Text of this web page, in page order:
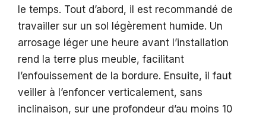
le temps. Tout d’abord, il est recommandé de
travailler sur un sol légèrement humide. Un
arrosage léger une heure avant l’installation
rend la terre plus meuble, facilitant
l’enfouissement de la bordure. Ensuite, il faut
veiller à l’enfoncer verticalement, sans
inclinaison, sur une profondeur d’au moins 10